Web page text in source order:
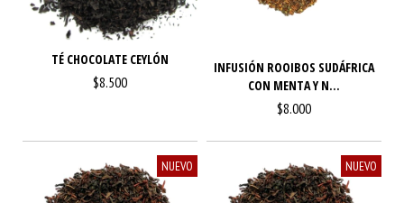
TÉ CHOCOLATE CEYLÓN
$8.500
INFUSIÓN ROOIBOS SUDÁFRICA
CON MENTA Y N...
$8.000
NUEVO NUEVO